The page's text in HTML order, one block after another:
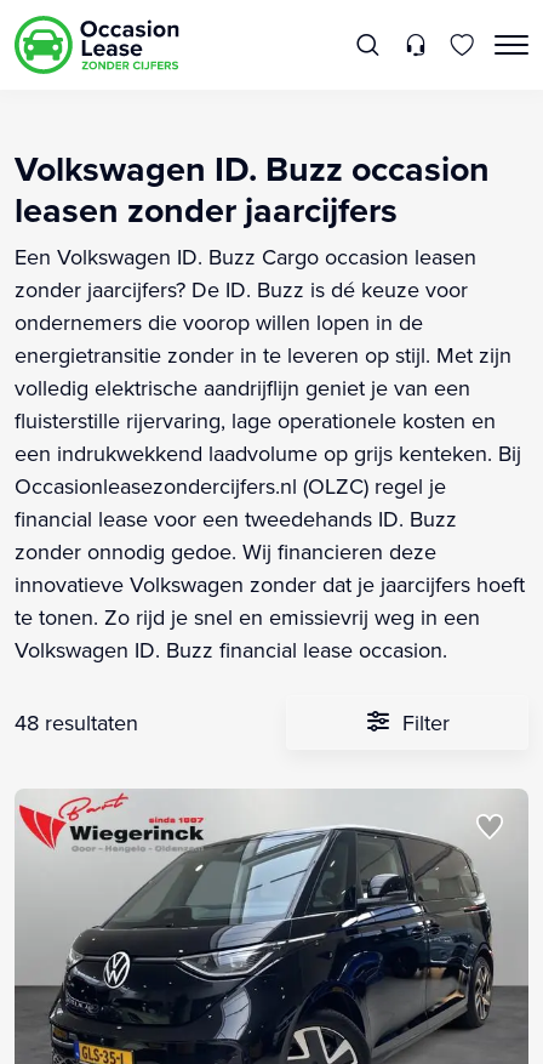
Volkswagen ID. Buzz occasion
leasen zonder jaarcijfers
Een Volkswagen ID. Buzz Cargo occasion leasen
zonder jaarcijfers? De ID. Buzz is dé keuze voor
ondernemers die voorop willen lopen in de
energietransitie zonder in te leveren op stijl. Met zijn
volledig elektrische aandrijflijn geniet je van een
fluisterstille rijervaring, lage operationele kosten en
een indrukwekkend laadvolume op grijs kenteken. Bij
Occasionleasezondercijfers.nl (OLZC) regel je
financial lease voor een tweedehands ID. Buzz
zonder onnodig gedoe. Wij financieren deze
innovatieve Volkswagen zonder dat je jaarcijfers hoeft
te tonen. Zo rijd je snel en emissievrij weg in een
Volkswagen ID. Buzz financial lease occasion.
48 resultaten Filter